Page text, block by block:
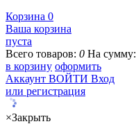
Корзина 0
Ваша корзина
пуста
Всего товаров: 0 На сумму:
в корзину оформить
Аккаунт ВОЙТИ Вход
или регистрация
×Закрыть